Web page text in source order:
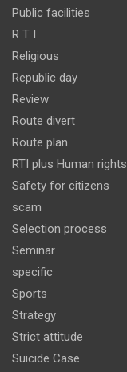
Public facilities
R T I
Religious
Republic day
Review
Route divert
Route plan
RTI plus Human rights
Safety for citizens
scam
Selection process
Seminar
specific
Sports
Strategy
Strict attitude
Suicide Case